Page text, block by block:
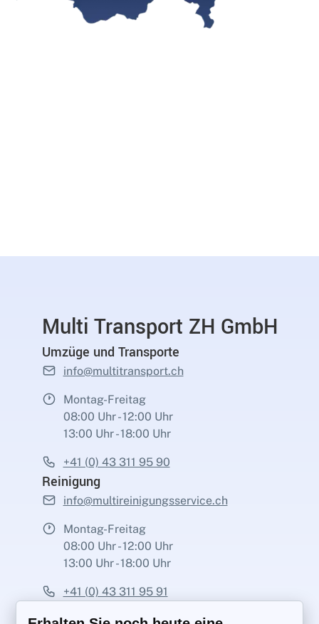
Multi Transport ZH GmbH
Umzüge und Transporte
info@multitransport.ch
Montag-Freitag
08:00 Uhr - 12:00 Uhr
13:00 Uhr - 18:00 Uhr
+41 (0) 43 311 95 90
Reinigung
info@multireinigungsservice.ch
Montag-Freitag
08:00 Uhr - 12:00 Uhr
13:00 Uhr - 18:00 Uhr
+41 (0) 43 311 95 91